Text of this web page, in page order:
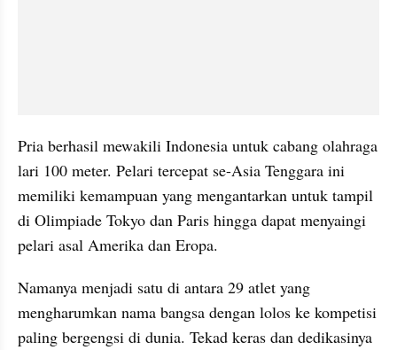
Pria berhasil mewakili Indonesia untuk cabang olahraga
lari 100 meter. Pelari tercepat se-Asia Tenggara ini
memiliki kemampuan yang mengantarkan untuk tampil
di Olimpiade Tokyo dan Paris hingga dapat menyaingi
pelari asal Amerika dan Eropa.
Namanya menjadi satu di antara 29 atlet yang
mengharumkan nama bangsa dengan lolos ke kompetisi
paling bergengsi di dunia. Tekad keras dan dedikasinya